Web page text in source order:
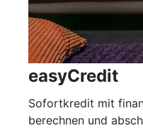
easyCredit
Sofortkredit mit
berechnen und